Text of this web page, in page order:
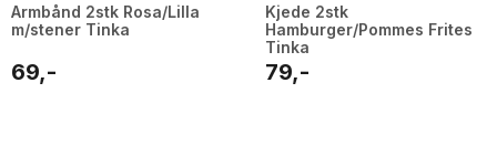
Armbånd 2stk Rosa/Lilla
m/stener Tinka
69,-
Kjede 2stk
Hamburger/Pommes Frites
Tinka
79,-